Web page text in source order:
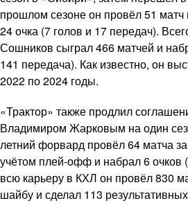
прошлом сезоне он провёл 51 матч
24 очка (7 голов и 17 передач).
Сошников сыграл 466 матчей и
141 передача). Как известно, он
2022 по 2024 годы.
«Трактор» также продлил
Владимиром Жарковым на один
летний форвард провёл 64 матча
учётом плей-офф и набрал 6 очков
всю карьеру в КХЛ он провёл 830
шайбу и сделал 113